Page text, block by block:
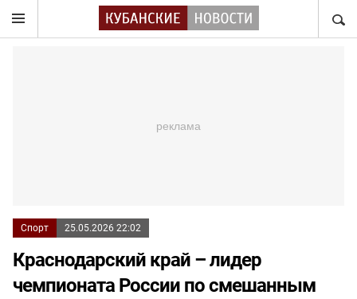
Спорт 25.05.2026 22:02
Краснодарский край – лидер
чемпионата России по смешанным